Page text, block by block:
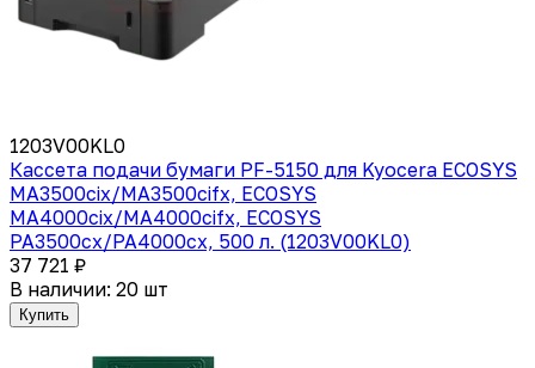
1203V00KL0
Кассета подачи бумаги PF-5150 для Kyocera ECOSYS
MA3500cix/MA3500cifx, ECOSYS
MA4000cix/MA4000cifx, ECOSYS
PA3500cx/PA4000cx, 500 л. (1203V00KL0)
37 721 ₽
В наличии: 20 шт
Купить